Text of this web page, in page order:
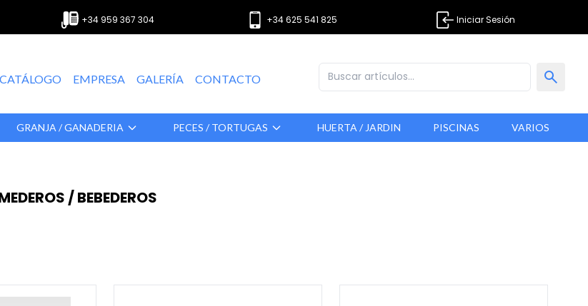
+34 959 367 304 +34 625 541 825 Iniciar Sesión
CATÁLOGO EMPRESA GALERÍA CONTACTO
GRANJA / GANADERIA PECES / TORTUGAS HUERTA / JARDIN PISCINAS VARIOS
/ BEBEDEROS